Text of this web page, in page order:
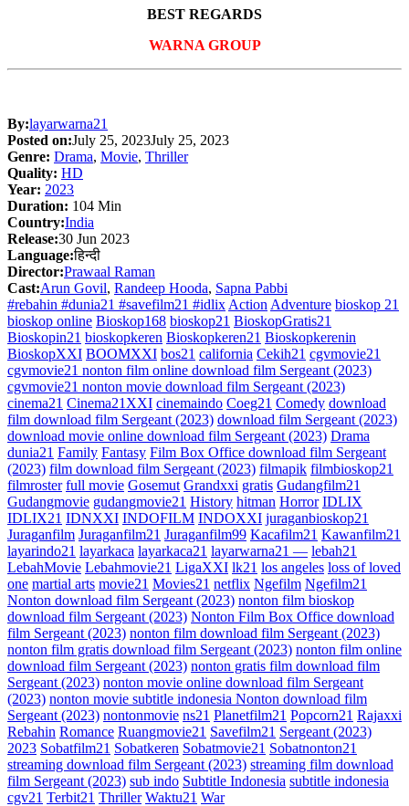
BEST REGARDS
WARNA GROUP
By:layarwarna21
Posted on:July 25, 2023July 25, 2023
Genre: Drama, Movie, Thriller
Quality: HD
Year: 2023
Duration: 104 Min
Country:India
Release:30 Jun 2023
Language:हिन्दी
Director:Prawaal Raman
Cast:Arun Govil, Randeep Hooda, Sapna Pabbi
#rebahin #dunia21 #savefilm21 #idlix Action Adventure bioskop 21
bioskop online Bioskop168 bioskop21 BioskopGratis21
Bioskopin21 bioskopkeren Bioskopkeren21 Bioskopkerenin
BioskopXXI BOOMXXI bos21 california Cekih21 cgvmovie21
cgvmovie21 nonton film online download film Sergeant (2023)
cgvmovie21 nonton movie download film Sergeant (2023)
cinema21 Cinema21XXI cinemaindo Coeg21 Comedy download
film download film Sergeant (2023) download film Sergeant (2023)
download movie online download film Sergeant (2023) Drama
dunia21 Family Fantasy Film Box Office download film Sergeant
(2023) film download film Sergeant (2023) filmapik filmbioskop21
filmroster full movie Gosemut Grandxxi gratis Gudangfilm21
Gudangmovie gudangmovie21 History hitman Horror IDLIX
IDLIX21 IDNXXI INDOFILM INDOXXI juraganbioskop21
Juraganfilm Juraganfilm21 Juraganfilm99 Kacafilm21 Kawanfilm21
layarindo21 layarkaca layarkaca21 layarwarna21 — lebah21
LebahMovie Lebahmovie21 LigaXXI lk21 los angeles loss of loved
one martial arts movie21 Movies21 netflix Ngefilm Ngefilm21
Nonton download film Sergeant (2023) nonton film bioskop
download film Sergeant (2023) Nonton Film Box Office download
film Sergeant (2023) nonton film download film Sergeant (2023)
nonton film gratis download film Sergeant (2023) nonton film online
download film Sergeant (2023) nonton gratis film download film
Sergeant (2023) nonton movie online download film Sergeant
(2023) nonton movie subtitle indonesia Nonton download film
Sergeant (2023) nontonmovie ns21 Planetfilm21 Popcorn21 Rajaxxi
Rebahin Romance Ruangmovie21 Savefilm21 Sergeant (2023)
2023 Sobatfilm21 Sobatkeren Sobatmovie21 Sobatnonton21
streaming download film Sergeant (2023) streaming film download
film Sergeant (2023) sub indo Subtitle Indonesia subtitle indonesia
cgv21 Terbit21 Thriller Waktu21 War